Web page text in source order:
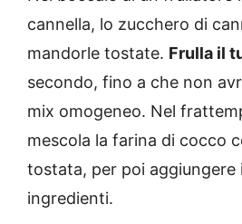
cannella, lo zucchero di
mandorle tostate. Frulla il
secondo, fino a che non
mix omogeneo. Nel
mescola la farina di cocco
tostata, per poi
ingredienti.